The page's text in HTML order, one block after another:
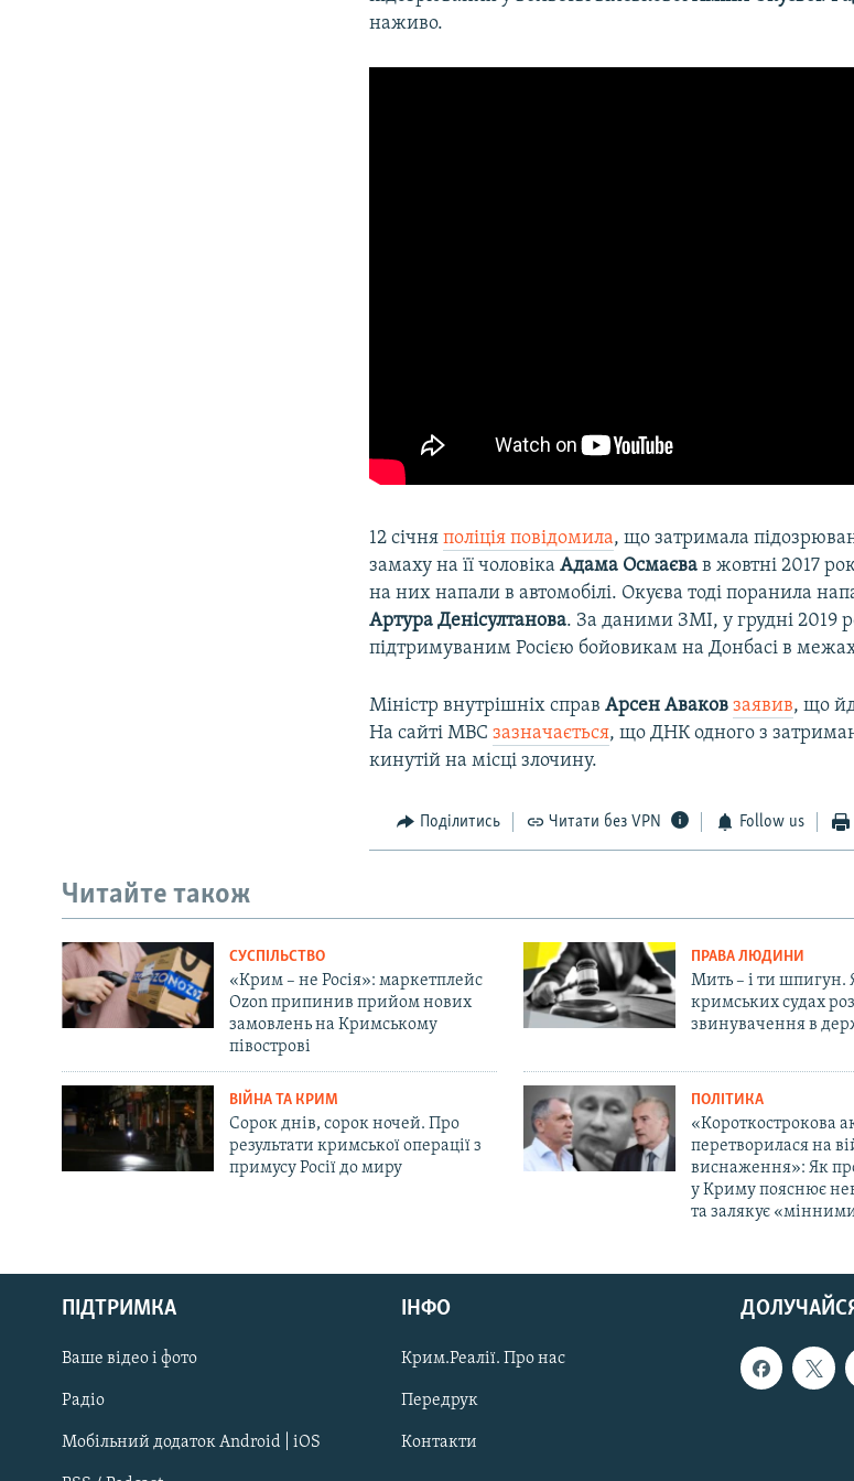
Русский
Qırımtatar
ДОЛУЧАЙСЯ!
наживо.
12 січняполіція повідомила, що затримала
замаху на її чоловікаАдама Осмаєва в жовтні 2017
на них напали в автомобілі. Окуєва тоді поранила
Артура Денісултанова. За даними ЗМІ, у грудні 2019
підтримуваним Росією бойовикам на Донбасі в
Міністр внутрішніх справАрсен Аваков заявив, що
На сайті МВСзазначається, що ДНК одного з
кинутій на місці злочину.
Поділитись Читати без VPN Follow us
Читайте також
СУСПІЛЬСТВО
«Крим – не Росія»: маркетплейс
Ozon припинив прийом нових
замовлень на Кримському
півострові
ПРАВА ЛЮДИНИ
Мить – і ти шпигун.
кримських судах
звинувачення в
ВІЙНА ТА КРИМ
Сорок днів, сорок ночей. Про
результати кримської операції з
примусу Росії до миру
ПОЛІТИКА
«Короткострокова
перетворилася на
виснаження»: Як
у Криму пояснює
та залякує
ПІДТРИМКА
Ваше відео і фото
Радіо
Мобільний додаток Android | iOS
ІНФО
Крим.Реалії. Про нас
Передрук
Контакти